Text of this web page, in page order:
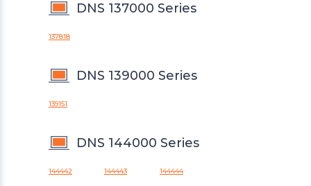
DNS 137000 Series
137818
DNS 139000 Series
139151
DNS 144000 Series
144442 144443 144444